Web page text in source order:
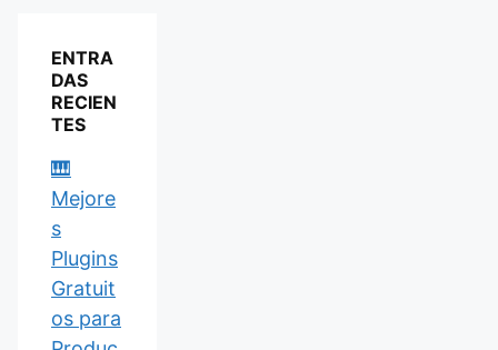
ENTRA
DAS
RECIEN
TES
🎹
Mejore
s
Plugins
Gratuit
os para